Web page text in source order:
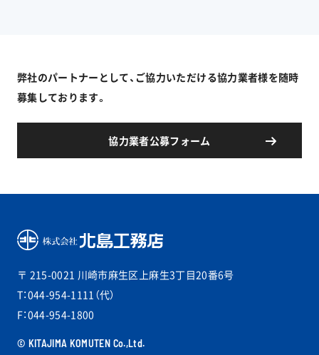
弊社のパートナーとして、ご協力いただける協力業者様を随時
募集しております。
協力業者公募フォーム
〒 215-0021 川崎市麻生区上麻生3丁目20番6号
T：044-954-1111（代）
F：044-954-1800
© KITAJIMA KOMUTEN Co.,Ltd.